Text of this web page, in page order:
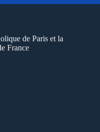
de Paris et la
France